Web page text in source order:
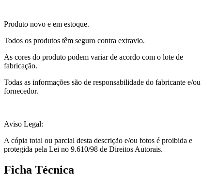
Produto novo e em estoque.
Todos os produtos têm seguro contra extravio.
As cores do produto podem variar de acordo com o lote de
fabricação.
Todas as informações são de responsabilidade do fabricante e/ou
fornecedor.
Aviso Legal:
A cópia total ou parcial desta descrição e/ou fotos é proibida e
protegida pela Lei no 9.610/98 de Direitos Autorais.
Ficha Técnica